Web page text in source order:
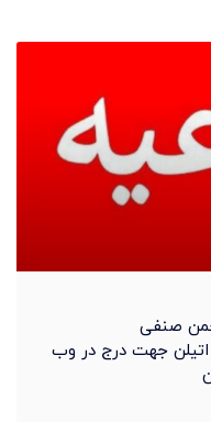
صنفی
اتیلن جهت درج در وب